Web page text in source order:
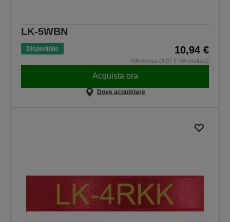
LK-5WBN
Disponibile 10,94 €
IVA inclusa (8,97 € IVA esclusa)
Acquista ora
Dove acquistare